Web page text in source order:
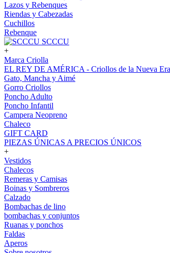
Lazos y Rebenques
Riendas y Cabezadas
Cuchillos
Rebenque
SCCCU
+
Marca Criolla
EL REY DE AMÉRICA - Criollos de la Nueva Era
Gato, Mancha y Aimé
Gorro Criollos
Poncho Adulto
Poncho Infantil
Campera Neopreno
Chaleco
GIFT CARD
PIEZAS ÚNICAS A PRECIOS ÚNICOS
+
Vestidos
Chalecos
Remeras y Camisas
Boinas y Sombreros
Calzado
Bombachas de lino
bombachas y conjuntos
Ruanas y ponchos
Faldas
Aperos